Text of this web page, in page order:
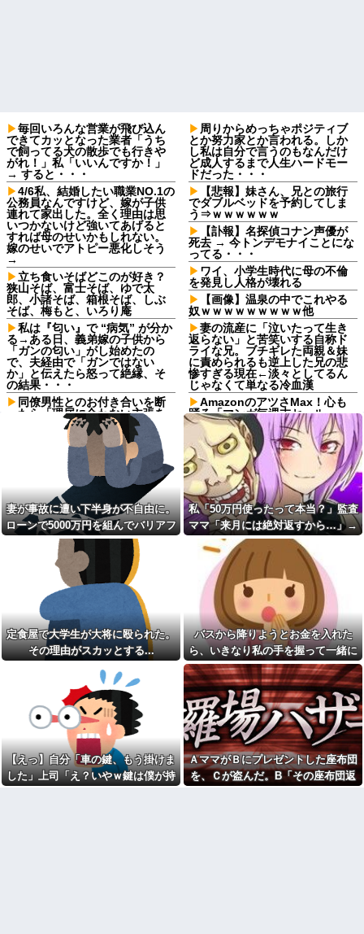
毎回いろんな営業が飛び込ん
できてカッとなった業者「うち
で飼ってる犬の散歩でも行きや
がれ！」私「いいんですか！」
→ すると・・・
4/6私、結婚したい職業NO.1の
公務員なんですけど、嫁が子供
連れて家出した。全く理由は思
いつかないけど強いてあげると
すれば母のせいかもしれない。
嫁のせいでアトピー悪化しそう
→
立ち食いそばどこのが好き？
狭山そば、富士そば、ゆで太
郎、小諸そば、箱根そば、しぶ
そば、梅もと、いろり庵
私は『匂い』で “病気” が分か
る→ある日、義弟嫁の子供から
「ガンの匂い」がし始めたの
で、夫経由で「ガンではない
か」と伝えたら怒って絶縁、そ
の結果・・・
同僚男性とのお付き合いを断
ったら「理屈に合わない主張を
振りかざす感情的なヒステリー
女」と言いふらされて・・・
死ねだのクソ親父だのうるさ
かった反抗期の娘が托卵だった
ことが発覚。嫁共々追放確定と
なった途端に娘「」…はぁ？
【衝撃】若い女の子からする
「甘い匂い」の正体、まさか分
からないDTなんておらんよな？
よな？w w w w w w w w w w w
【驚愕】マチアプで会った外
国人からまさかの『こう』言わ
れたんやがこれワイ詰み
か？？？？？？？
生食が最悪最凶なのって豚肉
らしいな
【緊急】今の若者に急増して
いる『コレ』依存、めちゃくち
ゃ深刻な模様w w w w w w w w
美容院ってオッサンがいきな
り行っても大丈夫なん？
男性恐怖症だったの嫁をサル
の様に求めまくった結果は……..
俺「ゲーム機どこ？」親「ち
ょっと借りたよ」→どうぶつの
森を開いた瞬間、村が大変なこ
とになっていて…
周りからめっちゃポジティブ
とか努力家とか言われる。しか
し私は自分で言うのもなんだけ
ど成人するまで人生ハードモー
ドだった・・・
【悲報】妹さん、兄との旅行
でダブルベッドを予約してしま
う⇒ｗｗｗｗｗｗ
【訃報】名探偵コナン声優が
死去 → 今トンデモナイことにな
ってる・・・
ワイ、小学生時代に母の不倫
を発見し人格が壊れる
【画像】温泉の中でこれやる
奴ｗｗｗｗｗｗｗｗｗ他
妻の流産に「泣いたって生き
返らない」と苦笑いする自称ド
ライな兄。ブチギレた両親＆妹
に責められるも逆上した兄の悲
惨すぎる現在←淡々としてるん
じゃなくて単なる冷血漢
AmazonのアツさMax！心も
踊る「マンガ毎週末セール
（50%還元）」2日目襲来！
二週間前に拾った迷い猫(2ヶ
月) 上手く撮らせてくれないので
ピンボケですが【再】
【悲報】あずみとかいう漫画
読んだんやけど、何で山で修行
しただけの子供達があんなに強
いんや
耳の聞こえが悪い方（日常の
工夫）
【崩壊寸前】夫がバイトの子
を「放っておけない」とか言い
訳する理由がコレｗｗｗｗ
アタシ何歳に見える？って誘
い受け風の事言うゴミってまだ
生存してるよね〜
【胸熱】中居正広、熊本に人
知れず支援か 10年前の震災で
は3度現地入り「誰にも知られな
くて良い」
長年付き合いがある温和だっ
た友人がとんでもなくキレた
下僕にネーミングセンスが皆
無なため 我が家の歴代ご主人様
達は…【再】
ウトのセクハラを夫に泣いて
訴えても「いいじゃないかその
くらい。我慢してたらご褒美あ
妻が事故に遭い下半身が不自由に。
ローンで5000万円を組んでバリアフ
リーの家を建てた。だが俺には作戦
があった
私「50万円使ったって本当？」監査
ママ「来月には絶対返すから…」→
約束を信じて待った結果、警察に通
報することになり…
定食屋で大学生が大将に殴られた。
その理由がスカッとする...
バスから降りようとお金を入れた
ら、いきなり私の手を握って一緒に
降りようとする子供がいた。手をほ
どこうとしても放してくれず...
【えっ】自分「車の鍵、もう掛けま
した」上司「え？いやｗ鍵は僕が持
ＡママがＢにプレゼントした座布団
を、Ｃが盗んだ。B「その座布団返